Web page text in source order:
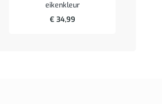
eikenkleur
€34,99